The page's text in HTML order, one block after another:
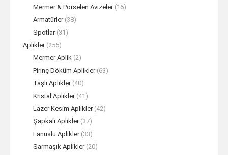
Mermer & Porselen Avizeler (16)
Armatürler (38)
Spotlar (31)
Aplikler (255)
Mermer Aplik (2)
Pirinç Döküm Aplikler (63)
Taşlı Aplikler (40)
Kristal Aplikler (41)
Lazer Kesim Aplikler (42)
Şapkalı Aplikler (37)
Fanuslu Aplikler (33)
Sarmaşık Aplikler (20)